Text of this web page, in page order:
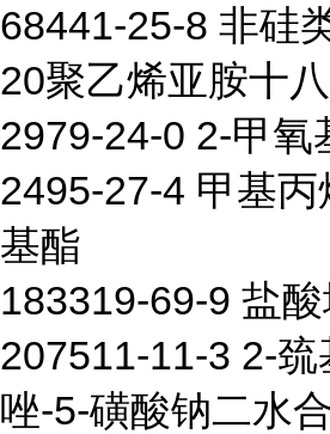
68441-25-8 非硅
20聚乙烯亚胺十
2979-24-0 2-甲氧
2495-27-4 甲基
基酯
183319-69-9 盐
207511-11-3 2-巯
唑-5-磺酸钠二水